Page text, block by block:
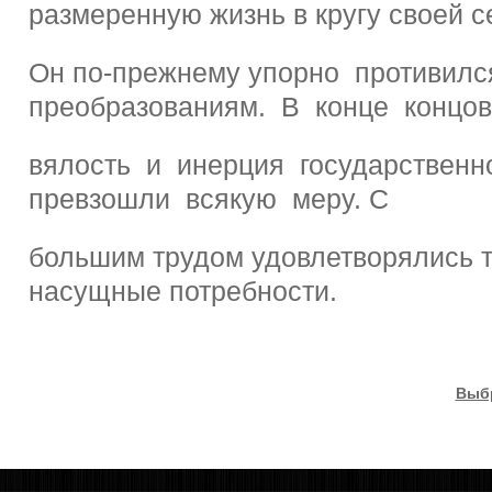
размеренную жизнь в кругу своей
Он по-прежнему упорно
преобразованиям. В конце концов
вялость и инерция
превзошли всякую меру. С
большим трудом удовлетворялись
насущные потребности.